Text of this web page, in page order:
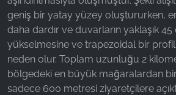
geniş bir yatay yüzey oluştururken,
daha dardır ve duvarların yaklaşık
yükselmesine ve trapezoidal bir
neden olur. Toplam uzunluğu 2
bölgedeki en büyük mağaralardan
sadece 600 metresi ziyaretçilere